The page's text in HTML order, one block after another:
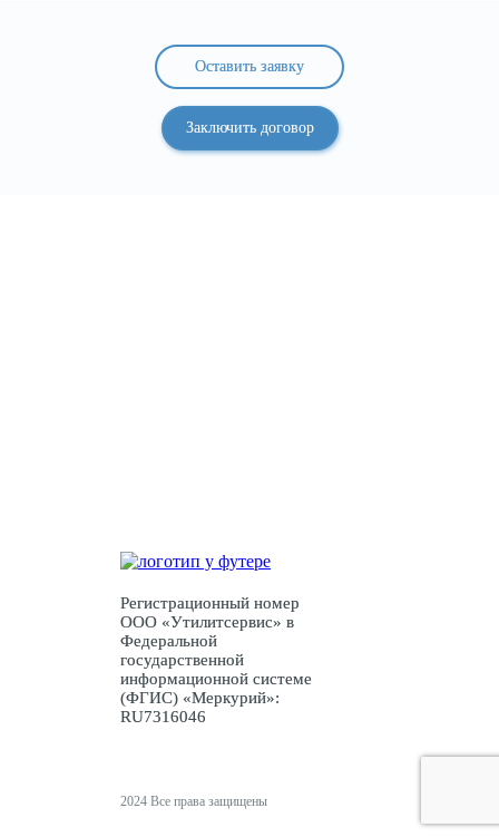
Оставить заявку
Заключить договор
Регистрационный номер
ООО «Утилитсервис» в
Федеральной
государственной
информационной системе
(ФГИС) «Меркурий»:
RU7316046
2024 Все права защищены